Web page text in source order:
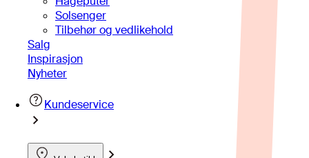
Solsenger
Tilbehør og vedlikehold
Salg
Inspirasjon
Nyheter
Kundeservice